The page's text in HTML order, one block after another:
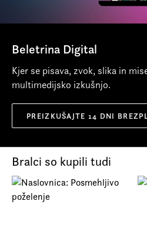
Beletrina Digital
Kjer se pisava, zvok, slika in
multimedijsko izkušnjo.
PREIZKUŠAJTE 14 DNI
Bralci so kupili tudi